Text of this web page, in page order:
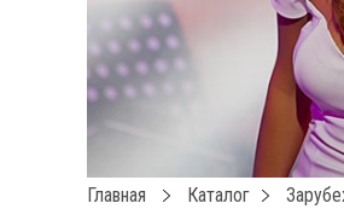
Главная Каталог